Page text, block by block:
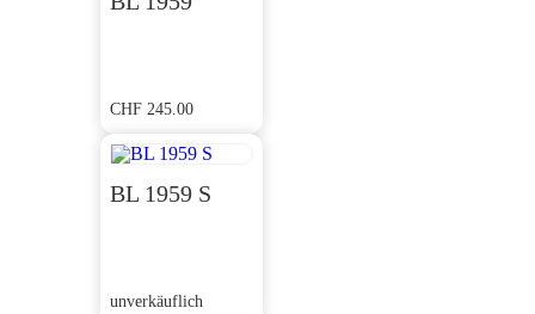
CHF 245.00
BL 1959 S
unverkäuflich